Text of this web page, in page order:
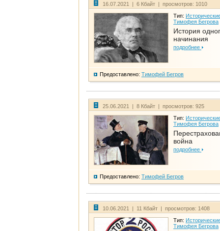
16.07.2021 | 6 Кбайт | просмотров: 1010
Тип:
Тимофея Бегрова
История
начинания
подробнее
Предоставлено: Тимофей Бегров
25.06.2021 | 8 Кбайт | просмотров: 925
Тип:
Тимофея Бегрова
война
подробнее
Предоставлено: Тимофей Бегров
10.06.2021 | 11 Кбайт | просмотров: 1408
Тип:
Тимофея Бегрова